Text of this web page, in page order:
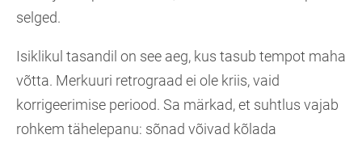
selged.
Isiklikul tasandil on see aeg, kus tasub tempot maha
võtta. Merkuuri retrograad ei ole kriis, vaid
korrigeerimise periood. Sa märkad, et suhtlus vajab
rohkem tähelepanu: sõnad võivad kõlada